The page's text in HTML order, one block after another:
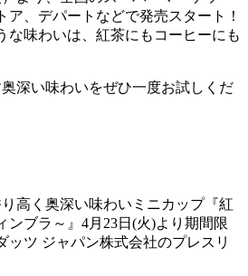
ア、デパートなどで発売スタート！
な味わいは、紅茶にもコーヒーにも
深い味わいをぜひ一度お試しくだ
高く奥深い味わいミニカップ『紅
ンブラ～』4月23日(火)より期間限
ッツ ジャパン株式会社のプレスリ